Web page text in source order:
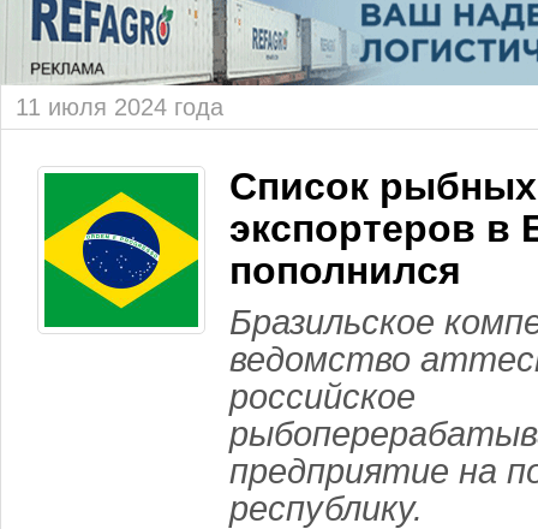
11 июля 2024 года
Список рыбных
экспортеров в
пополнился
Бразильское
ведомство
российское
предприятие на
республику.